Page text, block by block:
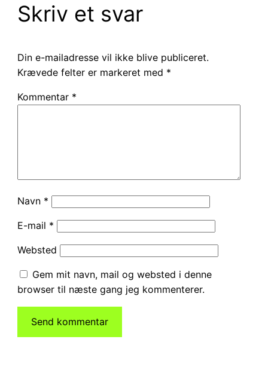
Skriv et svar
Din e-mailadresse vil ikke blive publiceret.
Krævede felter er markeret med *
Kommentar *
Navn *
E-mail *
Websted
Gem mit navn, mail og websted i denne
browser til næste gang jeg kommenterer.